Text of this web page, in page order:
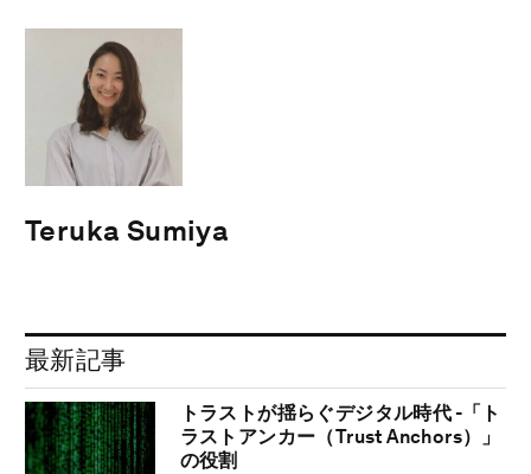
Teruka Sumiya
最新記事
トラストが揺らぐデジタル時代 -「ト
ラストアンカー（Trust Anchors）」
の役割